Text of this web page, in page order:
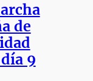
de
9